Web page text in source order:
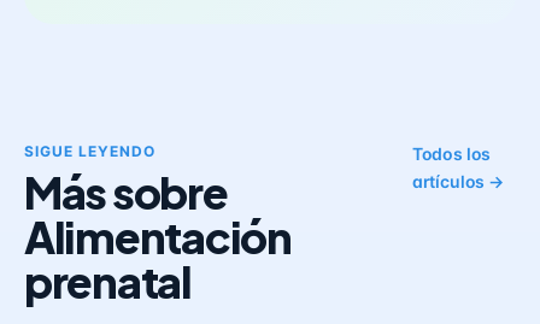
SIGUE LEYENDO
Más sobre
Alimentación
prenatal
Todos los
artículos →